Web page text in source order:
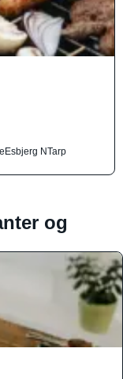
Esbjerg NTarp
og